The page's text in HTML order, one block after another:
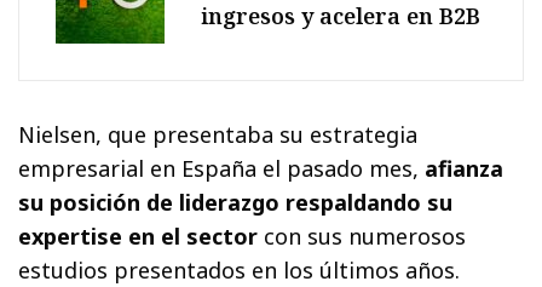
ingresos y acelera en B2B
Nielsen, que presentaba su estrategia
empresarial en España el pasado mes, afianza
su posición de liderazgo respaldando su
expertise en el sector con sus numerosos
estudios presentados en los últimos años.